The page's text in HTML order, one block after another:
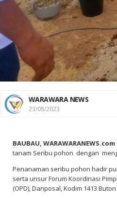
WARAWARA NEWS
23/08/2023
BAUBAU, WARAWARANEWS.com
tanam Seribu pohon dengan
Penanaman seribu pohon hadir
serta unsur Forum Koordinasi
(OPD), Danposal, Kodim 1413